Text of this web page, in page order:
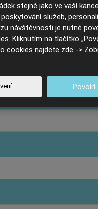
a nechte úklid
*
stejně jako ve vaší
služeb,
návštěvnosti je nutné
Kliknutím na tlačítko
cookies najdete zde ->
Povolit